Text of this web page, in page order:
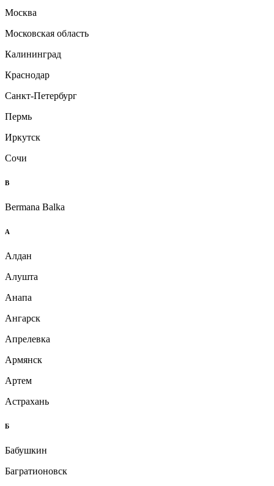
Москва
Московская область
Калининград
Краснодар
Санкт-Петербург
Пермь
Иркутск
Сочи
B
Bermana Balka
А
Алдан
Алушта
Анапа
Ангарск
Апрелевка
Армянск
Артем
Астрахань
Б
Бабушкин
Багратионовск